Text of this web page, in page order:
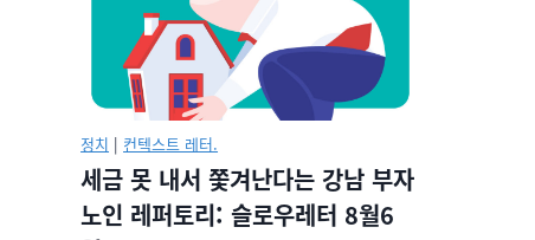
정치 | 컨텍스트 레터.
세금 못 내서 쫓겨난다는 강남 부자
노인 레퍼토리: 슬로우레터 8월6